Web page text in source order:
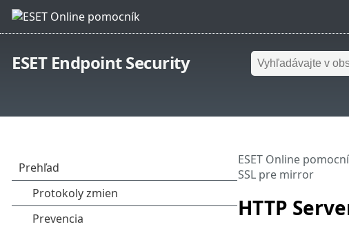
ESET Endpoint Security
HTTP
ESET Online
SSL pre mirror